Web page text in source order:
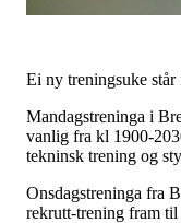
Ei ny treningsuke
Mandagstreninga i
vanlig fra kl 1900-
tekninsk trening og
Onsdagstreninga fra
rekrutt-trening fram